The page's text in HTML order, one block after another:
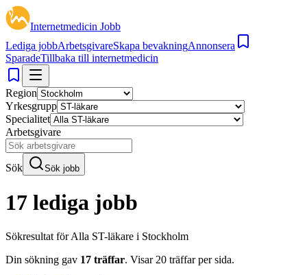
Internetmedicin Jobb
Lediga jobbArbetsgivareSkapa bevakningAnnonsera
SparadeTillbaka till internetmedicin
Region
Yrkesgrupp
Specialitet
Arbetsgivare
Sök Sök jobb
17 lediga jobb
Sökresultat förAlla ST-läkare i Stockholm
Din sökning gav 17 träffar. Visar 20 träffar per sida.